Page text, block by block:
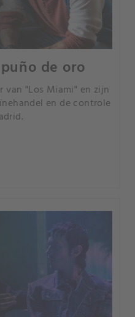
de oro
van "Los Miami" en zijn
en de controle